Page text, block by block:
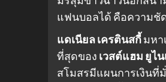
แฟนบอลได้ คือความชั
แดเนียล เครตินสกี้มหา
ที่สุดของ เวสต์แฮม ยูไน
สโมสรมีแผนการเงินที่